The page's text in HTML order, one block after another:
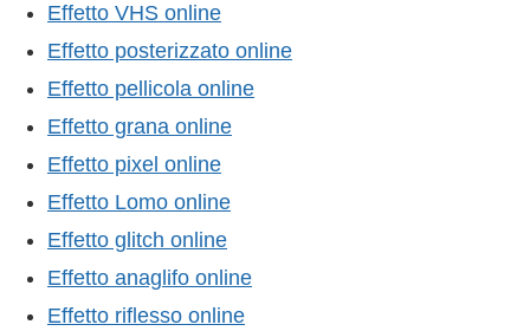
Effetto VHS online
Effetto posterizzato online
Effetto pellicola online
Effetto grana online
Effetto pixel online
Effetto Lomo online
Effetto glitch online
Effetto anaglifo online
Effetto riflesso online